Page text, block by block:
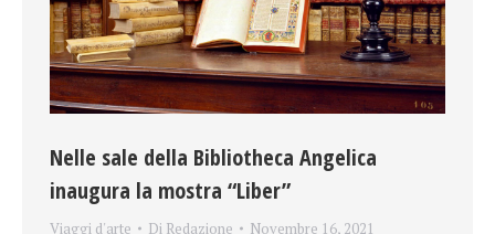
Nelle sale della Bibliotheca Angelica
inaugura la mostra “Liber”
Viaggi d'arte Di Redazione Novembre 16, 2021